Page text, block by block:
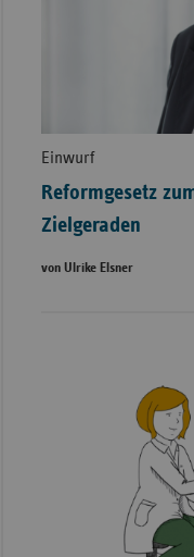
Einwurf
Reformgesetz
Zielgeraden
von Ulrike Elsner